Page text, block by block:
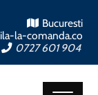
Bucuresti
la-comanda.co
0727 601 904